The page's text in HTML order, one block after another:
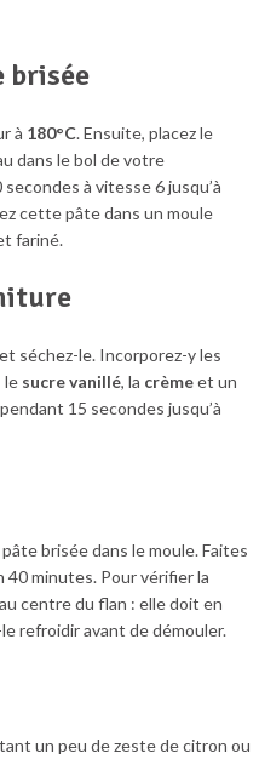
brisée
à 180°C. Ensuite, placez le
dans le bol de votre
à vitesse 6 jusqu’à
cette pâte dans un moule
fariné.
séchez-le. Incorporez-y les
le sucre vanillé, la crèmeet un
15 secondes jusqu’à
brisée dans le moule. Faites
40 minutes. Pour vérifier la
centre du flan : elle doit en
refroidir avant de démouler.
un peu de zeste de citron ou